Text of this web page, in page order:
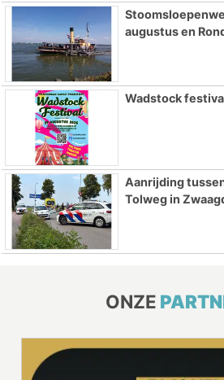
augustus en
Wadstock
Aanrijding
Tolweg in
ONZE